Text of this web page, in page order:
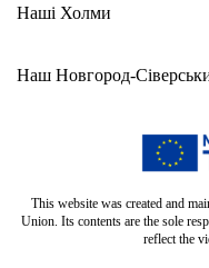
Наші Холми
Наш Новгород-
This website was created and
Union. Its contents are the sole
reflect the